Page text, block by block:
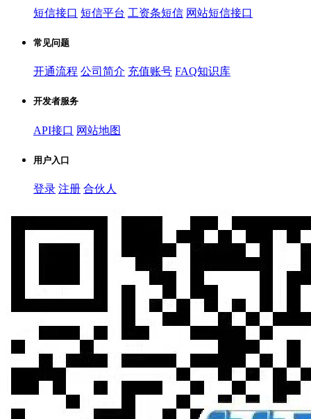
短信接口 短信平台 工资条短信 网站短信接口
常见问题
开通流程 公司简介 充值账号 FAQ知识库
开发者服务
API接口 网站地图
用户入口
登录 注册 合伙人